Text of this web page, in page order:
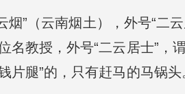
烟”（云南烟土），外号“二
名教授，外号“二云居士”
片腿”的，只有赶马的马锅头